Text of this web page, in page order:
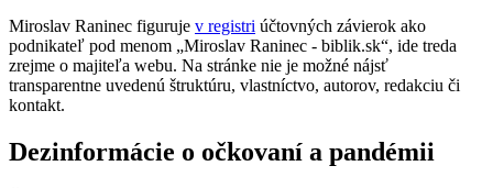
Miroslav Raninec figuruje v registri účtovných závierok ako
podnikateľ pod menom „Miroslav Raninec - biblik.sk“, ide treda
zrejme o majiteľa webu. Na stránke nie je možné nájsť
transparentne uvedenú štruktúru, vlastníctvo, autorov, redakciu či
kontakt.
Dezinformácie o očkovaní a pandémii